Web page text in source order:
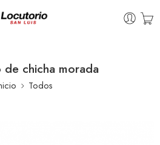
de chicha morada
Todos